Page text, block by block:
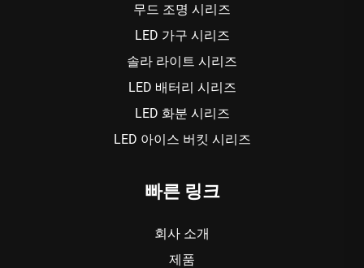
무드 조명 시리즈
LED 가구 시리즈
솔라 라이트 시리즈
LED 배터리 시리즈
LED 화분 시리즈
LED 아이스 버킷 시리즈
빠른 링크
회사 소개
제품